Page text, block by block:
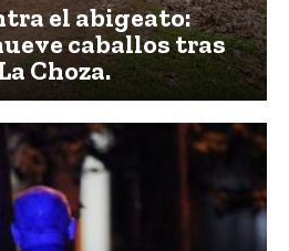
el abigeato:
caballos tras
Choza.